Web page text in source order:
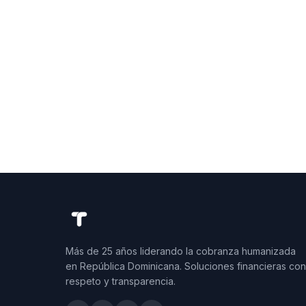
Más de 25 años liderando la cobranza humanizada
en República Dominicana. Soluciones financieras con
respeto y transparencia.